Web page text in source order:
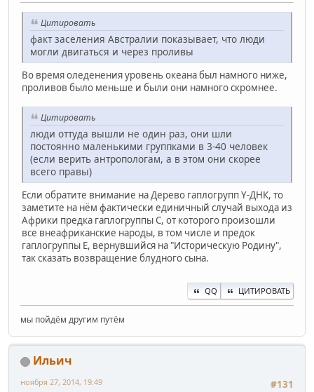
Цитировать
факт заселения Австралии показывает, что люди
могли двигаться и через проливы
Во время оледенения уровень океана был намного ниже,
проливов было меньше и были они намного скромнее.
Цитировать
люди оттуда вышли не один раз, они шли
постоянно маленькими группками в 3-40 человек
(если верить антропологам, а в этом они скорее
всего правы)
Если обратите внимание на Дерево гаплогрупп Y-ДНК, то
заметите на нём фактически единичный случай выхода из
Африки предка гаплогруппы С, от которого произошли
все внеафриканские народы, в том числе и предок
гаплогруппы Е, вернувшийся на "Историческую Родину",
так сказать возвращение блудного сына.
QQ ЦИТИРОВАТЬ
мы пойдём другим путём
Ильич
#131
ноября 27, 2014, 19:49